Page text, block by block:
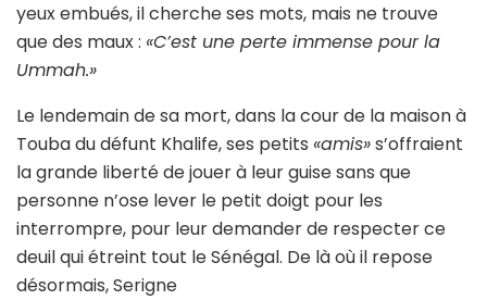
yeux embués, il cherche ses mots, mais ne trouve
que des maux : «C’est une perte immense pour la
Ummah.»
Le lendemain de sa mort, dans la cour de la maison à
Touba du défunt Khalife, ses petits «amis»s’offraient
la grande liberté de jouer à leur guise sans que
personne n’ose lever le petit doigt pour les
interrompre, pour leur demander de respecter ce
deuil qui étreint tout le Sénégal. De là où il repose
désormais, Serigne